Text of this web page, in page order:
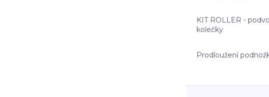
KIT ROLLER -
kolečky
Prodloužení